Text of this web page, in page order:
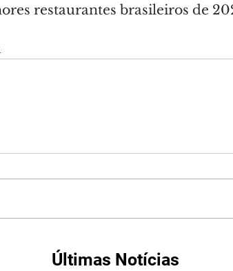
restaurantes brasileiros de
Últimas Notícias